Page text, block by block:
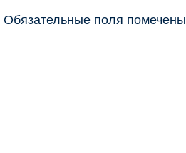
Обязательные поля помечены